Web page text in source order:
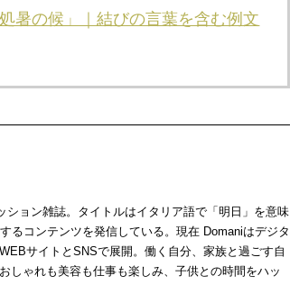
暑の候」｜結びの言葉を含む例文
ション雑誌。タイトルはイタリア語で「明日」を意味
るコンテンツを発信している。現在 Domaniはデジタ
サイトとSNSで展開。働く自分、家族と過ごす自
しゃれも美容も仕事も楽しみ、子供との時間をハッ